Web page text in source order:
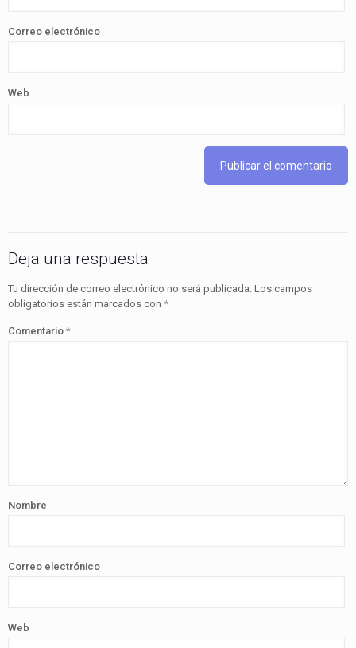
Correo electrónico
Web
Deja una respuesta
Tu dirección de correo electrónico no será publicada. Los campos
obligatorios están marcados con *
Comentario *
Nombre
Correo electrónico
Web